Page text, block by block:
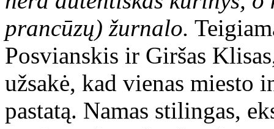
prancūzų) žurnalo.
Posvianskis ir Giršas
užsakė, kad vienas miesto
pastatą. Namas stilingas,